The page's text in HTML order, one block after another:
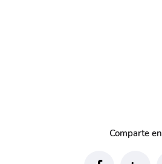
Comparte en